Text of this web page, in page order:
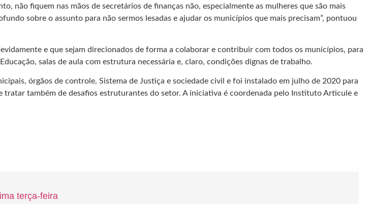
não fiquem nas mãos de secretários de finanças não, especialmente as mulheres que são mais
sobre o assunto para não sermos lesadas e ajudar os municípios que mais precisam”, pontuou
e que sejam direcionados de forma a colaborar e contribuir com todos os municípios, para
salas de aula com estrutura necessária e, claro, condições dignas de trabalho.
órgãos de controle, Sistema de Justiça e sociedade civil e foi instalado em julho de 2020 para
tratar também de desafios estruturantes do setor. A iniciativa é coordenada pelo Instituto Articule e
terça-feira